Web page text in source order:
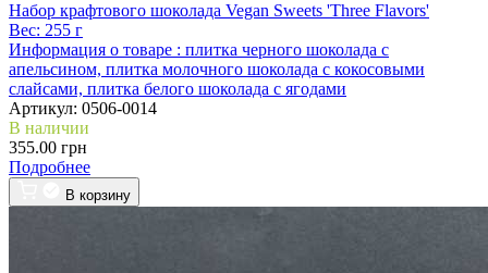
Набор крафтового шоколада Vegan Sweets 'Three Flavors'
Вес: 255 г
Информация о товаре : плитка черного шоколада с
апельсином, плитка молочного шоколада с кокосовыми
слайсами, плитка белого шоколада с ягодами
Артикул: 0506-0014
В наличии
355.00 грн
Подробнее
В корзину